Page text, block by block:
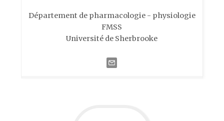
Département de pharmacologie - physiologie
FMSS
Université de Sherbrooke